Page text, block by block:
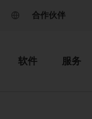
合作伙伴
软件 服务